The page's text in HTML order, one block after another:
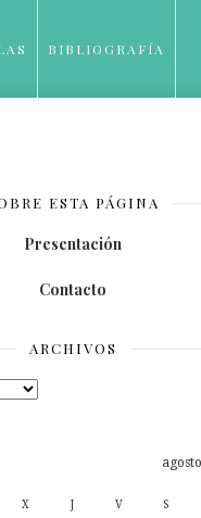
BIBLIOGRAFÍA
ESTA PÁGINA
Presentación
Contacto
ARCHIVOS
X J V S